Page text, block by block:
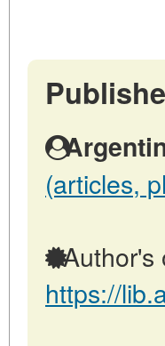
(articles,
Author's
https://